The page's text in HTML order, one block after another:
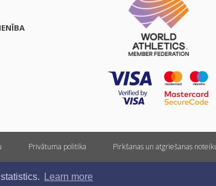
Learn more
Privātuma politika Pirkšanas un atgriešanas
Pārpublicēšanas gadījumā saite uz athletics.lv ir obligāta.